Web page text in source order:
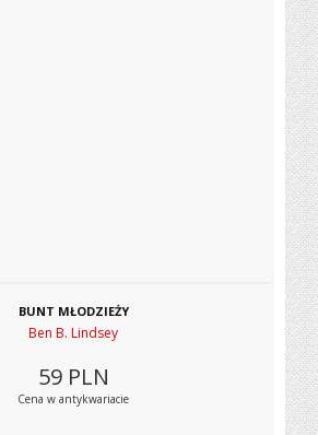
BUNT MŁODZIEŻY
Ben B. Lindsey
59 PLN
Cena w antykwariacie